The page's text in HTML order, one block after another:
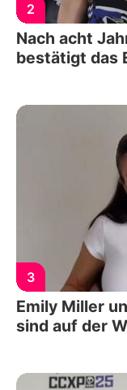
2
Nach acht
bestätigt das
3
Emily Miller
sind auf der